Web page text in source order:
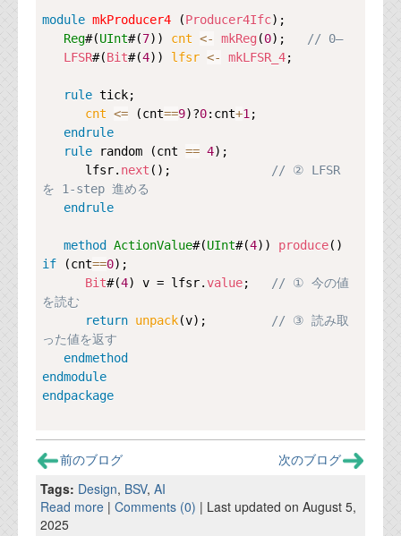
module mkProducer4 (Producer4Ifc);
Reg#(UInt#(7)) cnt <- mkReg (0);
// 0–
LFSR#(Bit#(4)) lfsr <- mkLFSR_4;
rule tick;
cnt <= (cnt==9)?0:cnt+1 ;
endrule
rule
random (cnt == 4);
      lfsr.
next ();
// ② LFSR
を 1-step 進める
endrule
method ActionValue#(UInt#(4)) produce
if (cnt==0);
Bit#(4) v = lfsr.value;
// ① 今の値
を読む
return unpack(v);
// ③ 読み取
った値を返す
endmethod
endmodule
endpackage
前のブログ
次のブログ
Tags: Design, BSV, AI
Read more | Comments (0) | Last updated on August 5,
2025